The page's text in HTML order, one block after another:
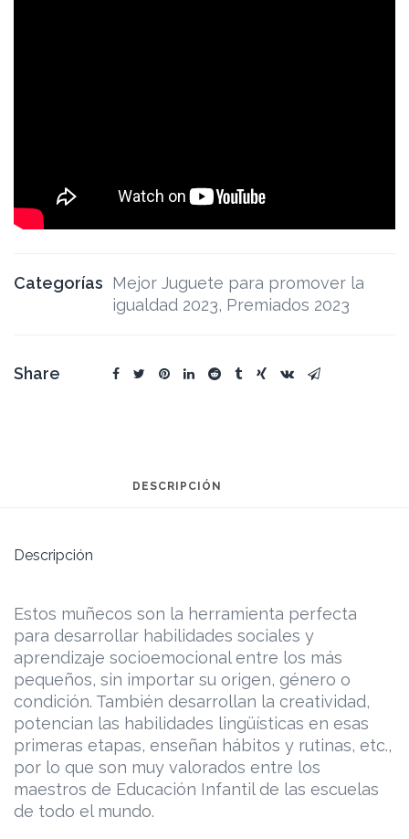
Categorías Mejor Juguete para promover la
igualdad 2023, Premiados 2023
Share
DESCRIPCIÓN
Descripción
Estos muñecos son la herramienta perfecta
para desarrollar habilidades sociales y
aprendizaje socioemocional entre los más
pequeños, sin importar su origen, género o
condición. También desarrollan la creatividad,
potencian las habilidades lingüísticas en esas
primeras etapas, enseñan hábitos y rutinas, etc.,
por lo que son muy valorados entre los
maestros de Educación Infantil de las escuelas
de todo el mundo.